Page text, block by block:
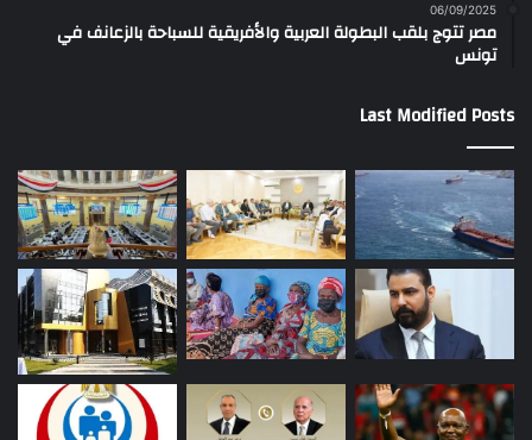
06/09/2025
مصر تتوج بلقب البطولة العربية والأفريقية للسباحة بالزعانف في
تونس
Last Modified Posts